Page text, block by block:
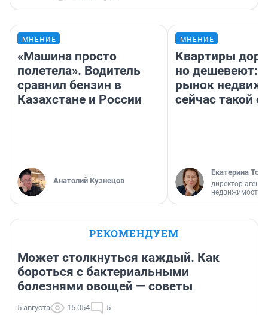
МНЕНИЕ
«Машина просто
полетела». Водитель
сравнил бензин в
Казахстане и России
Анатолий Кузнецов
МНЕНИЕ
Квартиры
но дешевеют:
рынок
сейчас такой
Екатерина
директор
недвижимости
РЕКОМЕНДУЕМ
Может столкнуться каждый. Как
бороться с бактериальными
болезнями овощей — советы
5 августа 15 054 5